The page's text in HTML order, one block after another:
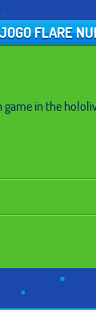
FLARE
in the